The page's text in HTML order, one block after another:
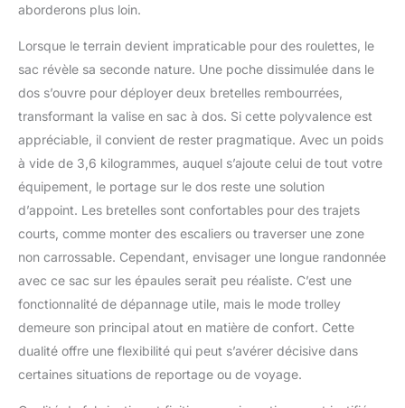
aborderons plus loin.
Lorsque le terrain devient impraticable pour des roulettes, le
sac révèle sa seconde nature. Une poche dissimulée dans le
dos s’ouvre pour déployer deux bretelles rembourrées,
transformant la valise en sac à dos. Si cette polyvalence est
appréciable, il convient de rester pragmatique. Avec un poids
à vide de 3,6 kilogrammes, auquel s’ajoute celui de tout votre
équipement, le portage sur le dos reste une solution
d’appoint. Les bretelles sont confortables pour des trajets
courts, comme monter des escaliers ou traverser une zone
non carrossable. Cependant, envisager une longue randonnée
avec ce sac sur les épaules serait peu réaliste. C’est une
fonctionnalité de dépannage utile, mais le mode trolley
demeure son principal atout en matière de confort. Cette
dualité offre une flexibilité qui peut s’avérer décisive dans
certaines situations de reportage ou de voyage.